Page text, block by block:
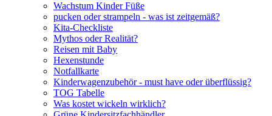
Wachstum Kinder Füße
pucken oder strampeln - was ist zeitgemäß?
Kita-Checkliste
Mythos oder Realität?
Reisen mit Baby
Hexenstunde
Notfallkarte
Kinderwagenzubehör - must have oder überflüssig?
TOG Tabelle
Was kostet wickeln wirklich?